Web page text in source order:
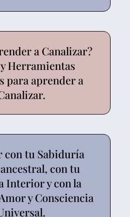
a Canalizar?
Herramientas
para aprender a
con tu Sabiduría
con tu
Interior y con la
y Consciencia